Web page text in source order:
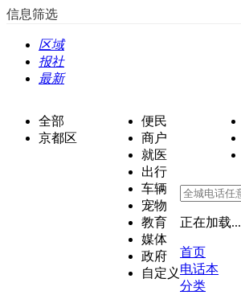
信息筛选
区域
报社
最新
全部
京都区
便民
商户
就医
出行
车辆
宠物
教育
媒体
政府
自定义
正在加载...
首页
电话本
分类